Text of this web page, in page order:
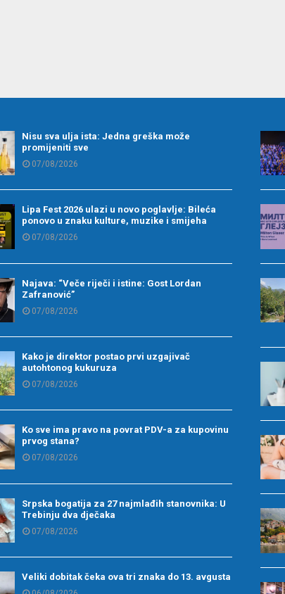
Nisu sva ulja ista: Jedna greška može
promijeniti sve
07/08/2026
Lipa Fest 2026 ulazi u novo poglavlje: Bileća
ponovo u znaku kulture, muzike i smijeha
07/08/2026
Najava: “Veče riječi i istine: Gost Lordan
Zafranović”
07/08/2026
Kako je direktor postao prvi uzgajivač
autohtonog kukuruza
07/08/2026
Ko sve ima pravo na povrat PDV-a za kupovinu
prvog stana?
07/08/2026
Srpska bogatija za 27 najmlađih stanovnika: U
Trebinju dva dječaka
07/08/2026
Veliki dobitak čeka ova tri znaka do 13. avgusta